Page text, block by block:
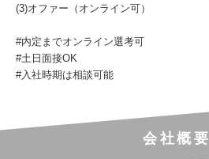
(3)オファー（オンライン可）
#内定までオンライン選考可
#土日面接OK
#入社時期は相談可能
会社概要